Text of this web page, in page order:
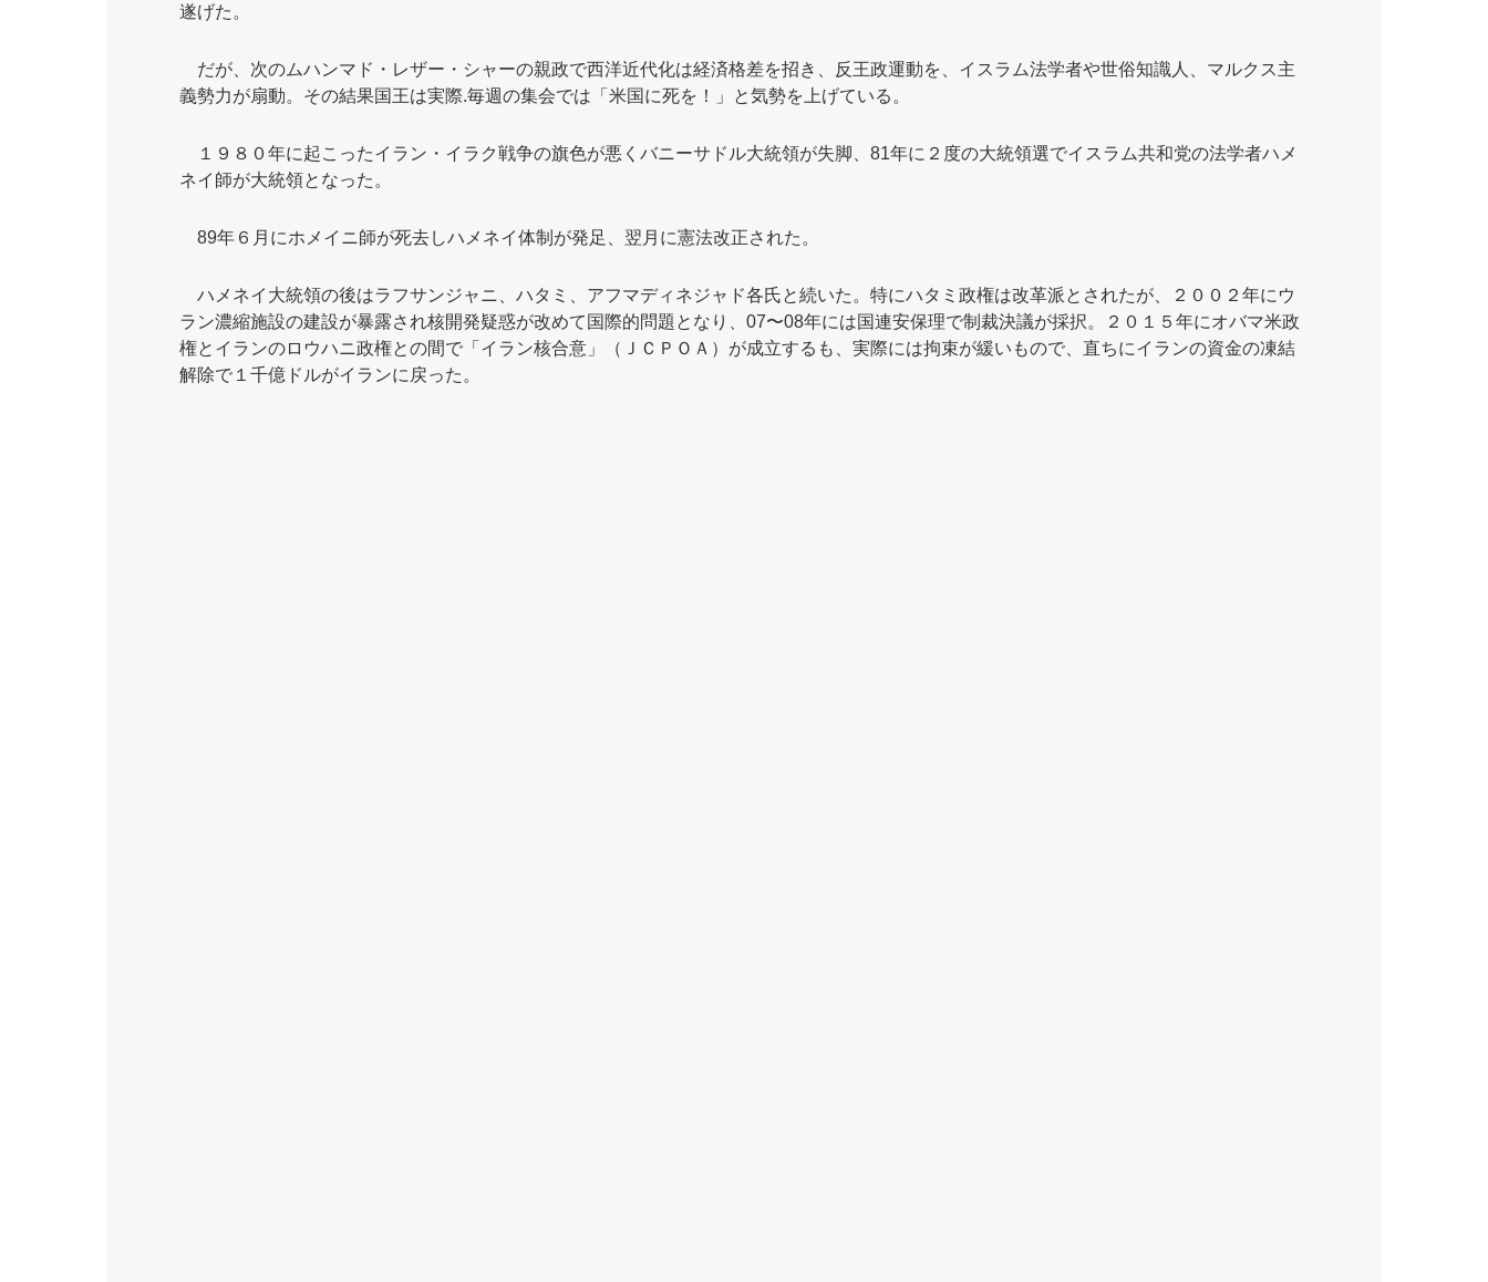
遂げた。
だが、次のムハンマド・レザー・シャーの親政で西洋近代化は経済格差を招き、反王政運動を、イスラム法学者や世俗知識人、マルクス主
義勢力が扇動。その結果国王は実際.毎週の集会では「米国に死を！」と気勢を上げている。
１９８０年に起こったイラン・イラク戦争の旗色が悪くバニーサドル大統領が失脚、81年に２度の大統領選でイスラム共和党の法学者ハメ
ネイ師が大統領となった。
89年６月にホメイニ師が死去しハメネイ体制が発足、翌月に憲法改正された。
ハメネイ大統領の後はラフサンジャニ、ハタミ、アフマディネジャド各氏と続いた。特にハタミ政権は改革派とされたが、２００２年にウ
ラン濃縮施設の建設が暴露され核開発疑惑が改めて国際的問題となり、07〜08年には国連安保理で制裁決議が採択。２０１５年にオバマ米政
権とイランのロウハニ政権との間で「イラン核合意」（ＪＣＰＯＡ）が成立するも、実際には拘束が緩いもので、直ちにイランの資金の凍結
解除で１千億ドルがイランに戻った。